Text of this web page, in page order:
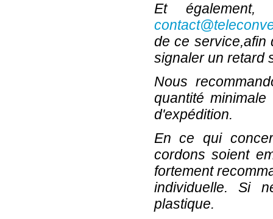
Et
de ce service,afin
signaler un retard
Nous
quantité
d'expédition.
En ce qui
cordons soient
fortement
individuelle. Si
plastique.